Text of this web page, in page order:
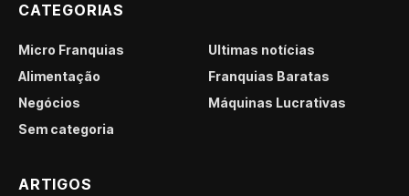
CATEGORIAS
Micro Franquias
Últimas notícias
Alimentação
Franquias Baratas
Negócios
Máquinas Lucrativas
Sem categoria
ARTIGOS